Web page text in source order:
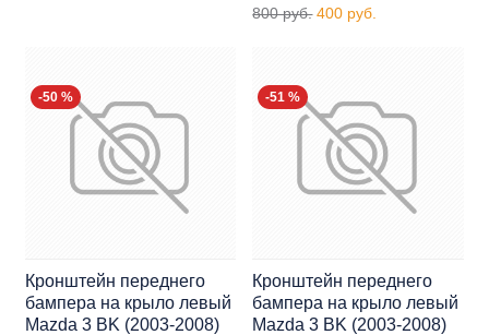
800 руб. 400 руб.
-50 %
Кронштейн переднего
бампера на крыло левый
Mazda 3 BK (2003-2008)
-51 %
Кронштейн переднего
бампера на крыло левый
Mazda 3 BK (2003-2008)